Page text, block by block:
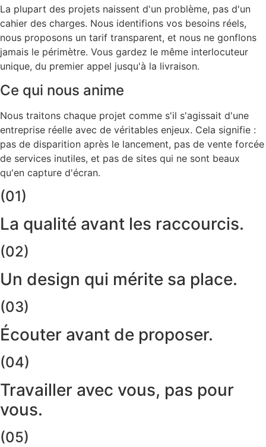
La plupart des projets naissent d'un problème, pas d'un
cahier des charges. Nous identifions vos besoins réels,
nous proposons un tarif transparent, et nous ne gonflons
jamais le périmètre. Vous gardez le même interlocuteur
unique, du premier appel jusqu'à la livraison.
Ce qui nous anime
Nous traitons chaque projet comme s'il s'agissait d'une
entreprise réelle avec de véritables enjeux. Cela signifie :
pas de disparition après le lancement, pas de vente forcée
de services inutiles, et pas de sites qui ne sont beaux
qu'en capture d'écran.
(01)
La qualité avant les raccourcis.
(02)
Un design qui mérite sa place.
(03)
Écouter avant de proposer.
(04)
Travailler avec vous, pas pour
vous.
(05)